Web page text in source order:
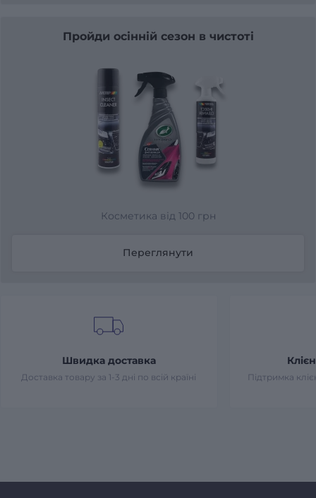
Пройди осінній сезон в чистоті
Косметика від 100 грн
Переглянути
Швидка доставка
Доставка товару за 1-3 дні по всій країні Підтримка